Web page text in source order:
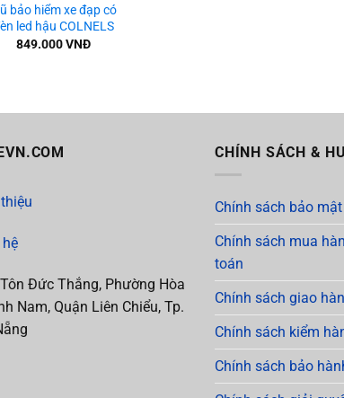
bảo hiểm xe đạp có
led hậu COLNELS
849.000VNĐ
Đức Thắng, Phường Hòa
Nam, Quận Liên Chiểu, Tp.
CHÍNH SÁCH &
Chính sách bảo mật
Chính sách mua
toán
Chính sách giao
Chính sách kiểm
Chính sách bảo